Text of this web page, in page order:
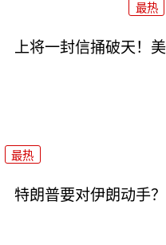
最热
上将一封信捅破天！
最热
特朗普要对伊朗动手